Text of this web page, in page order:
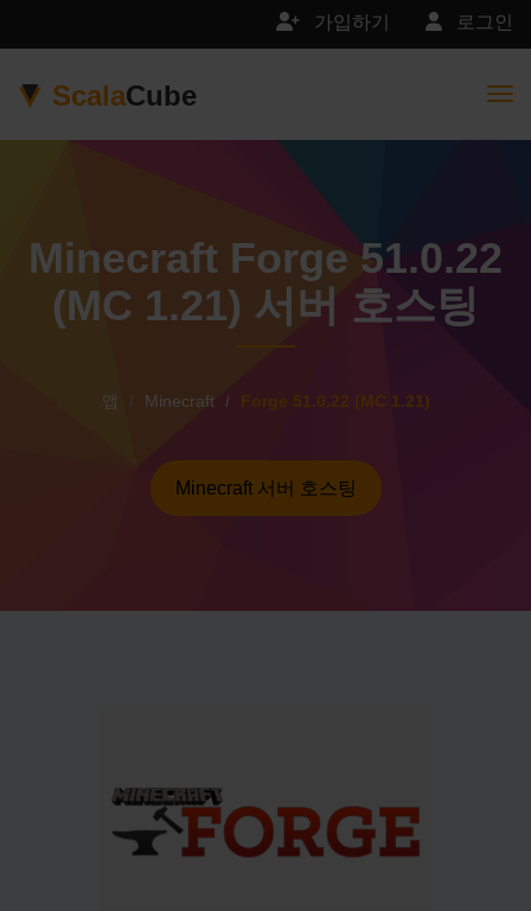
로그인
가입하기
ScalaCube
Minecraft Forge 51.0.22
(MC 1.21) 서버 호스팅
앱 Minecraft Forge 51.0.22 (MC 1.21)
Minecraft 서버 호스팅